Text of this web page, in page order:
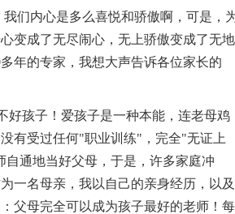
们内心是多么喜悦和骄傲啊，可是，
变成了无尽闹心，无上骄傲变成了无地
年的专家，我想大声告诉各位家长的
好孩子！爱孩子是一种本能，连老母鸡
有受过任何"职业训练"，完全"无证上
通地当好父母，于是，许多家庭冲
名母亲，我以自己的亲身经历，以及
父母完全可以成为孩子最好的老师！每